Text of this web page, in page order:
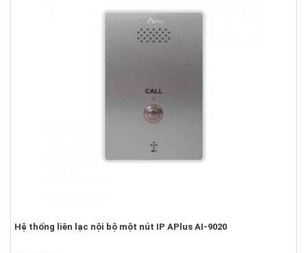
Hệ thống liên lạc nội bộ một nút IP APlus AI-9020